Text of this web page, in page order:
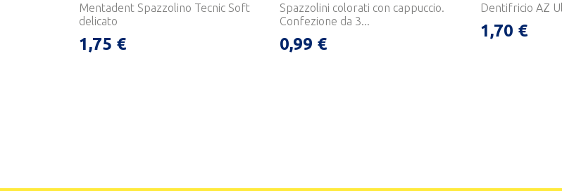
Mentadent Spazzolino Tecnic Soft
delicato
1,75 €
Spazzolini colorati con cappuccio.
Confezione da 3...
0,99 €
Dentifricio AZ
1,70 €